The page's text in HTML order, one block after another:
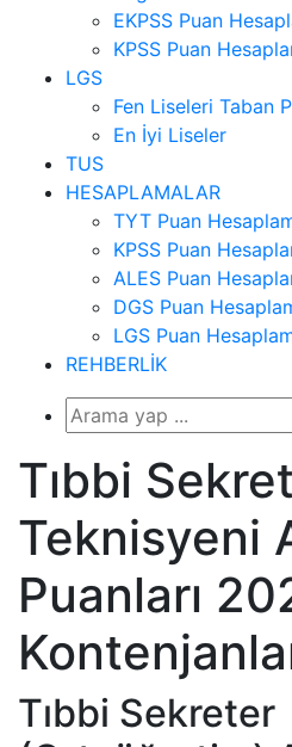
EKPSS Puan
KPSS Puan
LGS
Fen Liseleri Taban
En İyi Liseler
TUS
HESAPLAMALAR
TYT Puan
KPSS Puan
ALES Puan
DGS Puan
LGS Puan
REHBERLİK
Tıbbi
Teknisyeni
Puanları
Tıbbi Sekreter